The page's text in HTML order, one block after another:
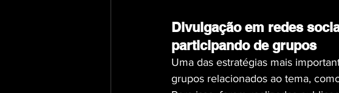
Divulgação em redes
participando de grupos
Uma das estratégias mais
grupos relacionados ao tema,